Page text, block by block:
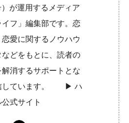
が運用するメディア
イフ」編集部です。恋
愛に関するノウハウ
どをもとに、読者の
消するサポートとな
しています。 ▶︎ハ
式サイト